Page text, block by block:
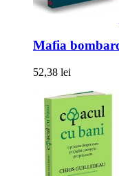
Mafia
52,38 lei